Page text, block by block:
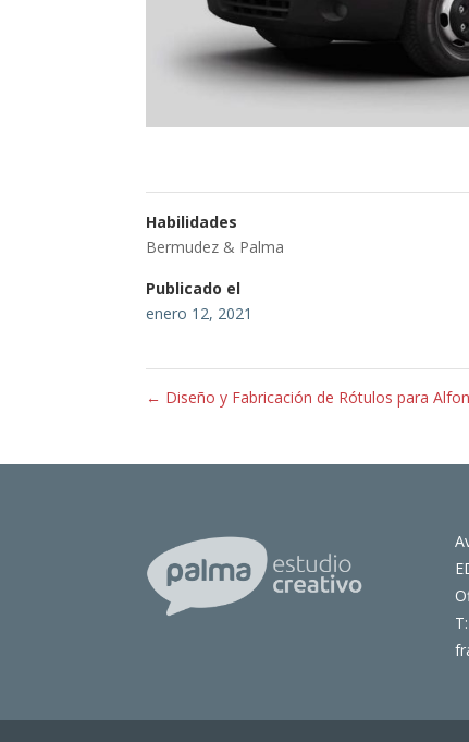
Habilidades
Bermudez & Palma
Publicado el
enero 12, 2021
← Diseño y Fabricación de Rótulos para